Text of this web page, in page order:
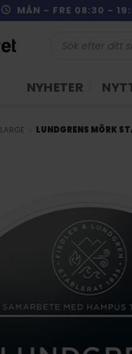
MÅN - FRE 08:30 -
NYHETER
LARGE LUNDGRENS MÖRK